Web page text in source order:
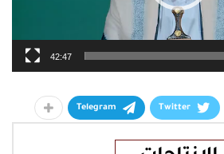
42:47
Twitter
Telegram